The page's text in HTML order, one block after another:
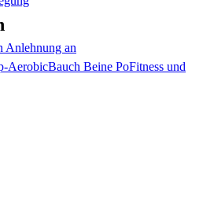
Anlehnung an
AerobicBauch Beine PoFitness und